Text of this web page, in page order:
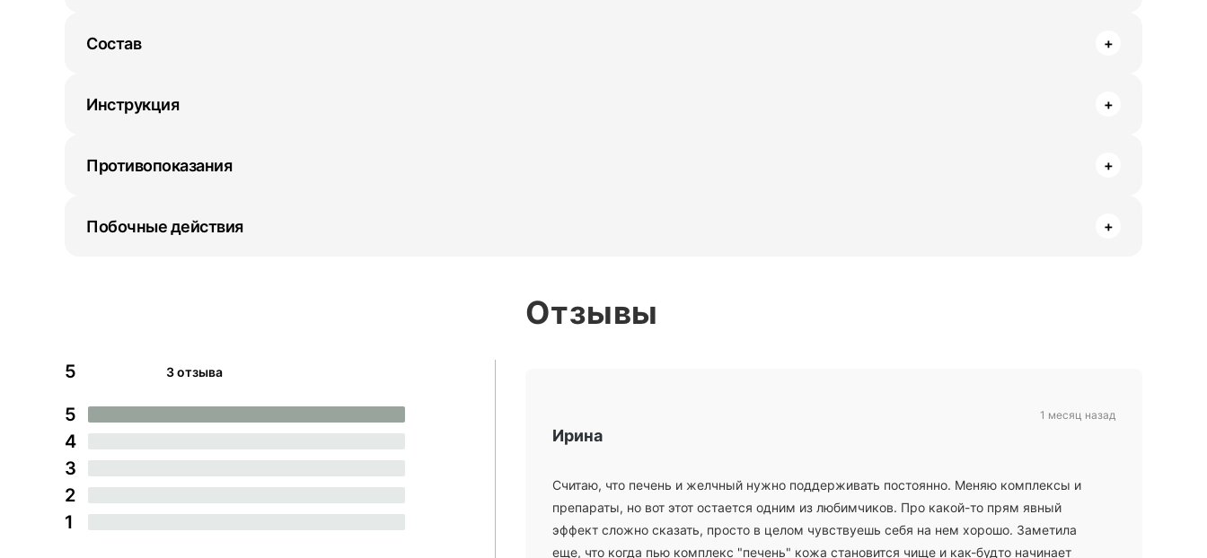
Состав +
Инструкция +
Противопоказания +
Побочные действия +
5 3 отзыва
5
4
3
2
1
Отзывы
Ирина
Считаю, что печень и желчный нужно поддерживать постоянно. Меняю комплексы и
препараты, но вот этот остается одним из любимчиков. Про какой-то прям явный
эффект сложно сказать, просто в целом чувствуешь себя на нем хорошо. Заметила
еще, что когда пью комплекс "печень" кожа становится чище и как-будто начинает
1 месяц назад